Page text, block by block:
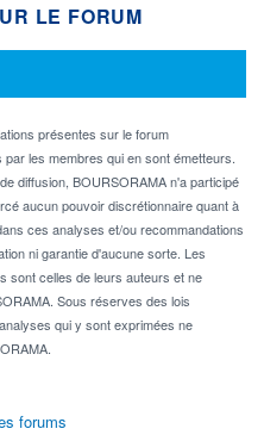
LE FORUM
présentes sur le forum
les membres qui en sont émetteurs.
diffusion, BOURSORAMA n'a participé
aucun pouvoir discrétionnaire quant à
ces analyses et/ou recommandations
ni garantie d'aucune sorte. Les
sont celles de leurs auteurs et ne
Sous réserves des lois
qui y sont exprimées ne
forums